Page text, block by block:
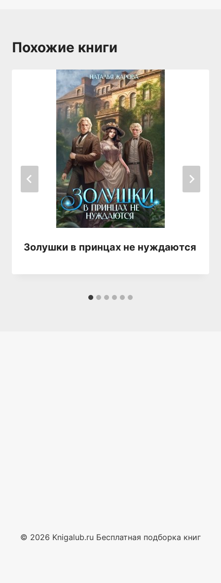
Похожие книги
Золушки в принцах не нуждаются
© 2026 Knigalub.ru Бесплатная подборка книг